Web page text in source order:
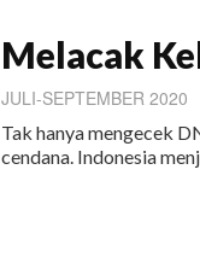
Melacak
JULI-SEPTEMBER 2020
Tak hanya mengecek
cendana. Indonesia